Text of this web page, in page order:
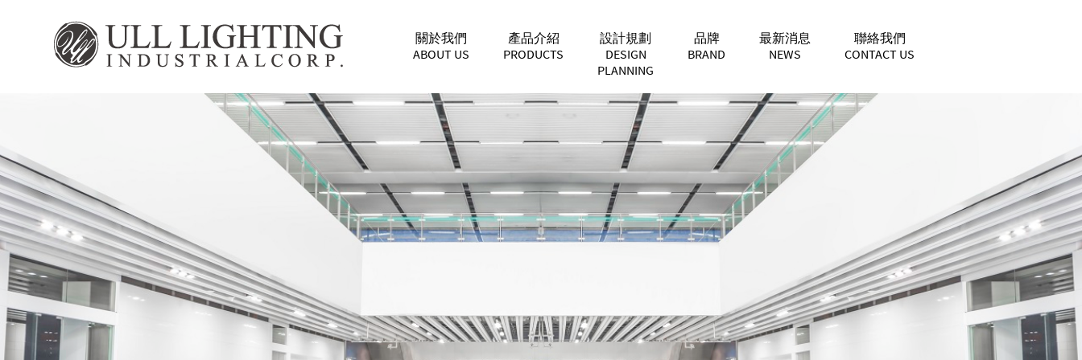
關於我們
ABOUT US
產品介紹
PRODUCTS
設計規劃
DESIGN
PLANNING
品牌
BRAND
最新消息
NEWS
聯絡我們
CONTACT US